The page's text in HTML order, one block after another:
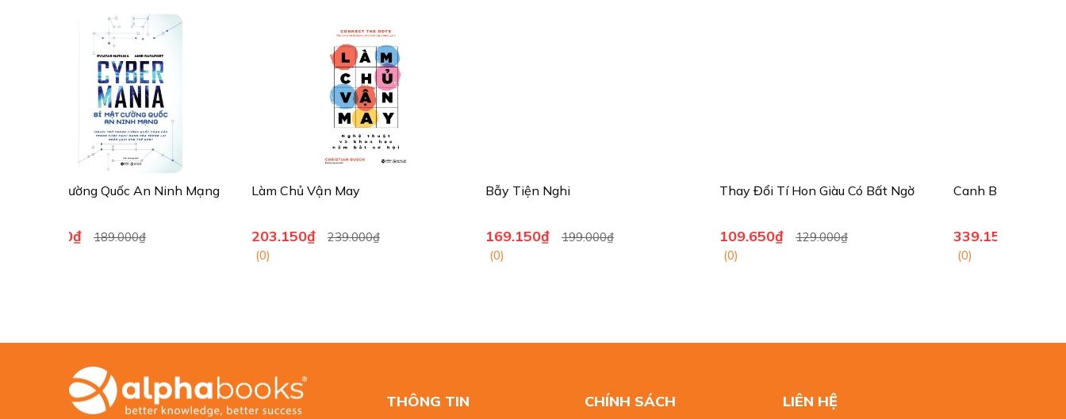
Làm Chủ Vận May
203.150₫
239.000₫
Bẫy Tiện Nghi
169.150₫
199.000₫
Thay Đổi Tí Hon Giàu Có Bất Ngờ
109.650₫
129.000₫
Canh Bạc Lớn
339.150₫
399.000₫
THÔNG TIN CHÍNH SÁCH LIÊN HỆ